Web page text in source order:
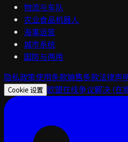
物流与车队
农业食品机器人
海事运营
城市系统
国防与两用
隐私政策使用条款销售条款法律声
Cookie 设置 欧盟在线争议解决 (在